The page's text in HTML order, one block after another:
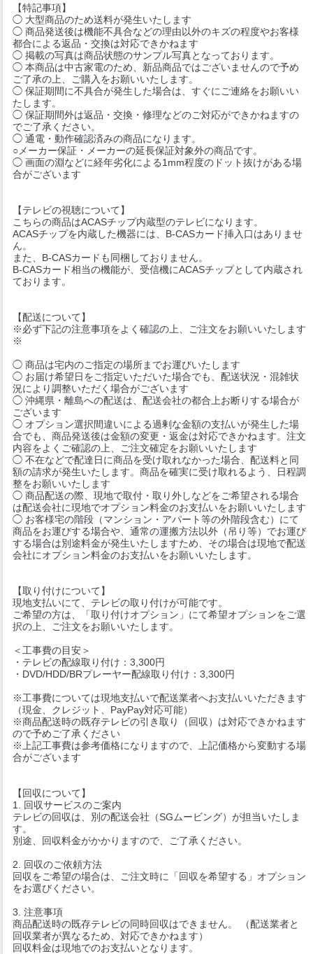
【特記事項】
◯ 大型商品のため送料が発生いたします
◯ 商品発送後は機能不具合などの理由以外のキズの程度やお客様
都合による返品・交換は対応できかねます
◯ 掲載の写真は商品状態のサンプル写真となっております。
◯ 本商品は中古家電のため、新品商品ではございませんので予め
ご了承の上、ご購入をお願いいたします。
◯ 保証期間に不具合が発生した場合は、すぐにご連絡をお願いい
たします。
◯ 保証期間外は返品・交換・修理などのご対応ができかねますの
でご了承ください。
◯ 通電・動作確認済みの商品になります。
○メーカー保証・メーカーの延長保証対象外の商品です。
◯ 画面の淵などに経年劣化による1mm程度のドット抜けがある場
合がございます
【テレビの視聴について】
こちらの商品はACASチップ内蔵型のテレビになります。
ACASチップを内蔵した機器には、B-CASカード挿入口はありませ
ん。
また、B-CASカードも同梱しておりません。
B-CASカード相当の機能が、受信機にACASチップとして内蔵され
ております。
【配送について】
※必ず下記の注意事項をよく確認の上、ご注文をお願いいたします
※
◯ 商品は宅内のご指定の場所までお運びいたします
◯ お届け希望日をご指定いただいた場合でも、配送状況・混雑状
況により調整いただく場合がございます
◯ 沖縄県・離島への配送は、配送会社の都合上お断りする場合が
ございます
◯ オプション選択間違いによる過剰な金額の支払いが発生した場
合でも、商品発送後は金額の変更・返金は対応できかねます。注文
内容をよくご確認の上、ご注文確定をお願いいたします
◯ 不在などで配達日に商品を受け取れなかった場合、配送料と同
額の請求が発生いたします。商品を確実に受け取れるよう、日程調
整をお願いいたします
◯ 商品配送の際、現地で取付・取り外しなどをご希望される場合
は配送会社に現地でオプション料金のお支払いをお願いいたします
◯ お客様宅の階段（マンション・アパート等の外階段含む）にて
商品をお運びする場合や、通常の運搬方法以外（吊り等）でお運び
する場合は別途料金が発生いたしますため、その場合は現地で配送
会社にオプション料金のお支払いをお願いいたします。
【取り付けについて】
現地支払いにて、テレビの取り付けが可能です。
ご希望の方は、「取り付けオプション」にて希望オプションをご選
択の上、ご注文をお願いいたします。
＜工事費の目安＞
・テレビの配線取り付け：3,300円
・DVD/HDD/BRプレーヤー配線取り付け：3,300円
※工事費については現地支払いで配送業者へお支払いいただきます
（現金、クレジット、PayPay対応可能）
※商品配送時の既存テレビの引き取り（回収）は対応できかねます
ので予めご了承ください
※上記工事費は参考価格になりますので、上記価格から変動する場
合がございます
【回収について】
1. 回収サービスのご案内
テレビの回収は、別の配送会社（SGムービング）が担当いたしま
す。
別途、回収料金がかかりますので、ご了承ください。
2. 回収のご依頼方法
回収をご希望の場合は、ご注文時に「回収を希望する」オプション
をお選びください。
3. 注意事項
商品配送時の既存テレビの同時回収はできません。 （配送業者と
回収業者が異なるため、対応できかねます）
回収料金は現地でのお支払いとなります。